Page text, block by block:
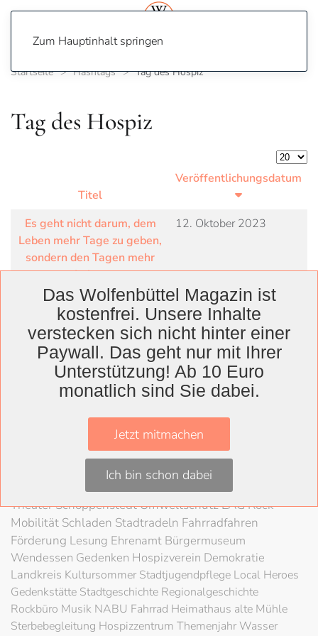
Zum Hauptinhalt springen
Startseite Hashtags Tag des Hospiz
Tag des Hospiz
Titel
Veröffentlichungsdatum
Es geht nicht darum, dem
Leben mehr Tage zu geben,
sondern den Tagen mehr
Leben
12. Oktober 2023
WolfenbüttelLandkreis
Herzog August BibliothekNachhaltigkeit
KunstKunstvereinMuseumFestival
Braunschweigische LandschaftHAB
Wolfenbüttel
Literatur
TheaterSchöppenstedtUmweltschutzLAG Rock
Mobilität Schladen Stadtradeln Fahrradfahren
Förderung Lesung Ehrenamt Bürgermuseum
Wendessen Gedenken Hospizverein Demokratie
Landkreis KultursommerStadtjugendpflege Local Heroes
Gedenkstätte Stadtgeschichte Regionalgeschichte
Rockbüro Musik NABU Fahrrad Heimathaus alte Mühle
Sterbebegleitung Hospizzentrum Themenjahr Wasser
Das Wolfenbüttel Magazin ist
kostenfrei. Unsere Inhalte
verstecken sich nicht hinter einer
Paywall. Das geht nur mit Ihrer
Unterstützung! Ab 10 Euro
monatlich sind Sie dabei.
Jetzt mitmachen
Ich bin schon dabei